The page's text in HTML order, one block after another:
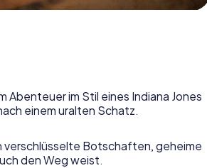
Abenteuer im Stil eines Indiana Jones
einem uralten Schatz.
verschlüsselte Botschaften, geheime
den Weg weist.